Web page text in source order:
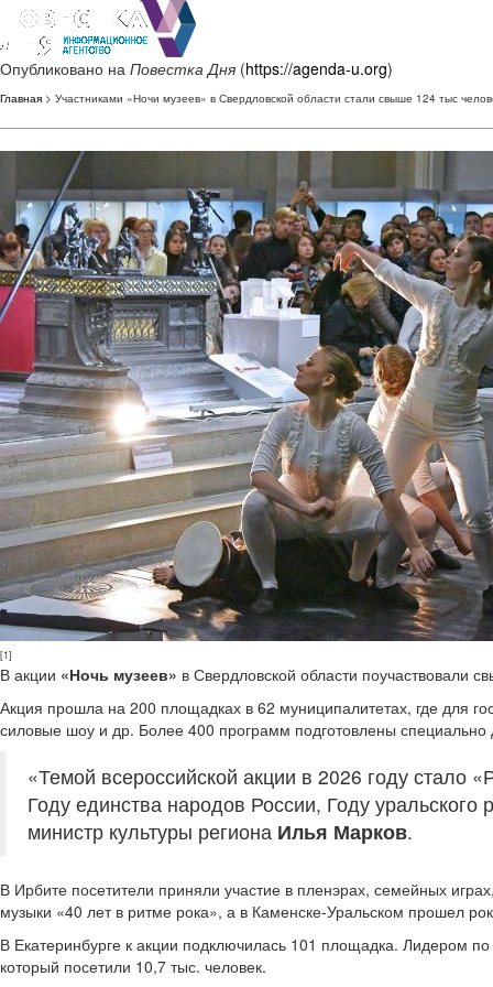
Опубликовано на Повестка Дня (https://agenda-u.org)
Главная > Участниками «Ночи музеев» в Свердловской области стали свыше 124 тыс
[1]
В акции «Ночь музеев» в Свердловской области поучаствовали
Акция прошла на 200 площадках в 62 муниципалитетах, где для
силовые шоу и др. Более 400 программ подготовлены
«Темой всероссийской акции в 2026 году стало
Году единства народов России, Году
министр культуры региона Илья Марков.
В Ирбите посетители приняли участие в пленэрах, семейных
музыки «40 лет в ритме рока», а в Каменске-Уральском прошел
В Екатеринбурге к акции подключилась 101 площадка. Лидером
который посетили 10,7 тыс. человек.